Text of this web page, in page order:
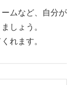
ムなど、自分が
しょう。
れます。